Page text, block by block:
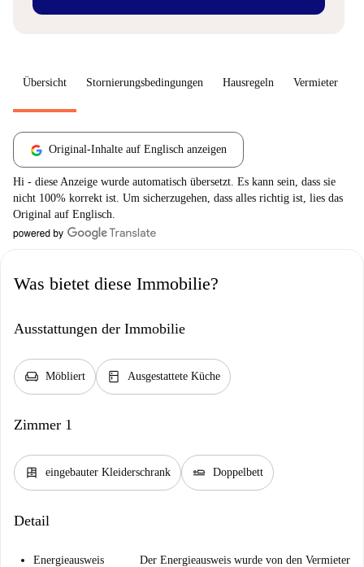
Übersicht Stornierungsbedingungen Hausregeln Vermieter
Original-Inhalte auf Englisch anzeigen
Hi - diese Anzeige wurde automatisch übersetzt. Es kann sein, dass sie
nicht 100% korrekt ist. Um sicherzugehen, dass alles richtig ist, lies das
Original auf Englisch.
Was bietet diese Immobilie?
Ausstattungen der Immobilie
chair Möbliert kitchen Ausgestattete Küche
Zimmer 1
dresser eingebauter Kleiderschrank airline_seat_flat Doppelbett
Detail
Energieausweis
Der Energieausweis wurde von den Vermieter